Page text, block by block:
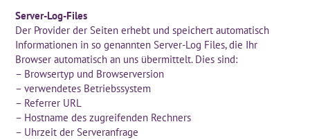
Server-Log-Files
Der Provider der Seiten erhebt und speichert automatisch
Informationen in so genannten Server-Log Files, die Ihr
Browser automatisch an uns übermittelt. Dies sind:
– Browsertyp und Browserversion
– verwendetes Betriebssystem
– Referrer URL
– Hostname des zugreifenden Rechners
– Uhrzeit der Serveranfrage